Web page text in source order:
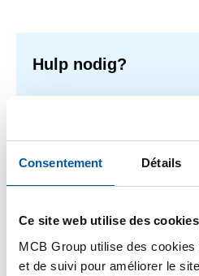
Consentement Détails
Ce site web utilise des
MCB Group utilise des
et de suivi pour améliorer le
Hulp nodig?
1-1 de1
Filteren